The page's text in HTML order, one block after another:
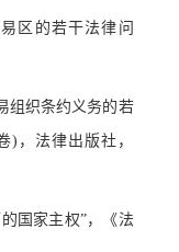
区的若干法律问
组织条约义务的若
)，法律出版社，
国家主权”，《法